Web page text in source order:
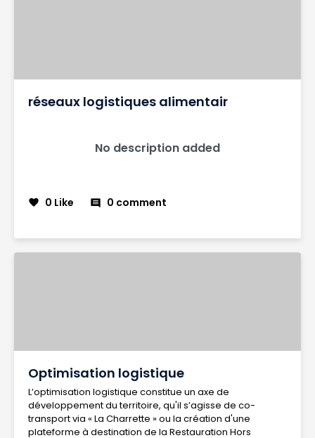
réseaux logistiques alimentair
No description added
favorite 0 Like comment 0 comment
Optimisation logistique
L’optimisation logistique constitue un axe de
développement du territoire, qu'il s’agisse de co-
transport via « La Charrette » ou la création d'une
plateforme à destination de la Restauration Hors